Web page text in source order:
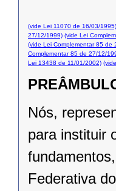
(vide Lei 11070 de 16/03/1995)
27/12/1999) (vide Lei
(vide Lei Complementar 85 de
Complementar 85 de 27/12/
Lei 13438 de 11/01/2002)
Nós,
para instituir
Federativa